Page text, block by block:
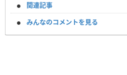
関連記事
みんなのコメントを見る